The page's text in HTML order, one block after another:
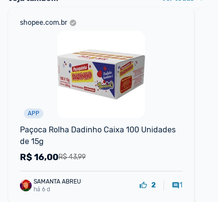
shopee.com.br
APP
Paçoca Rolha Dadinho Caixa 100 Unidades
de 15g
R$ 43,99
R$16,00
SAMANTA ABREU
há 6 d
2 1